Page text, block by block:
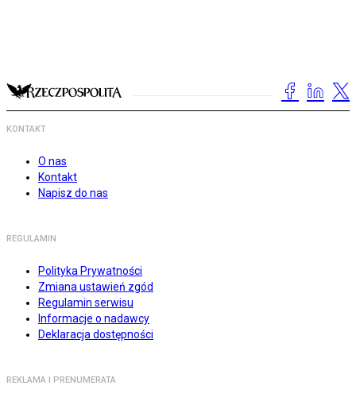
KONTAKT
O nas
Kontakt
Napisz do nas
REGULAMIN
Polityka Prywatności
Zmiana ustawień zgód
Regulamin serwisu
Informacje o nadawcy
Deklaracja dostępności
REKLAMA I PRENUMERATA